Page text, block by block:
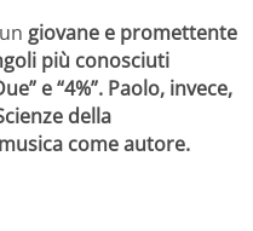
giovane e promettente
più conosciuti
e “4%”. Paolo, invece,
della
come autore.